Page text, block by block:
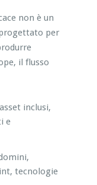
non è un
per
il flusso
inclusi,
e
tecnologie